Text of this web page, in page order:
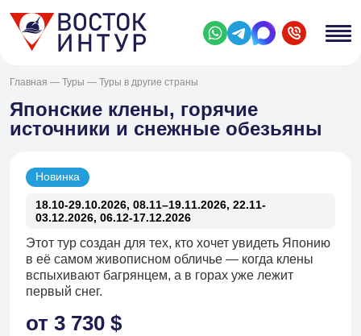
Главная — Туры — Туры в другие страны
Японские клены, горячие
источники и снежные обезьяны
Новинка
18.10-29.10.2026, 08.11–19.11.2026, 22.11-
03.12.2026, 06.12-17.12.2026
Этот тур создан для тех, кто хочет увидеть Японию
в её самом живописном обличье — когда клены
вспыхивают багрянцем, а в горах уже лежит
первый снег.
от 3 730 $